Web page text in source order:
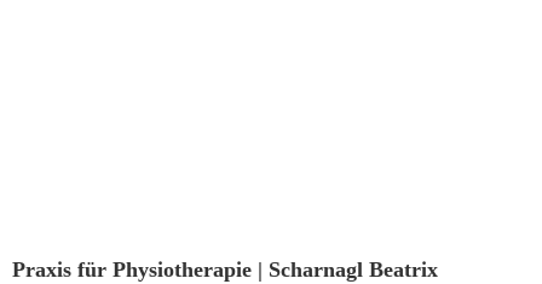
Praxis für Physiotherapie | Scharnagl Beatrix